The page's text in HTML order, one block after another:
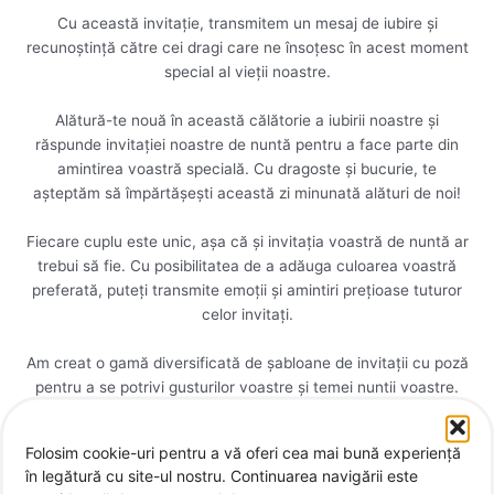
Folosim cookie-uri pentru a vă oferi cea mai bună experiență
în legătură cu site-ul nostru. Continuarea navigării este
Cu această invitație, transmitem un mesaj de iubire și
recunoștință către cei dragi care ne însoțesc în acest moment
special al vieții noastre.
Alătură-te nouă în această călătorie a iubirii noastre și
răspunde invitației noastre de nuntă pentru a face parte din
amintirea voastră specială. Cu dragoste și bucurie, te
așteptăm să împărtășești această zi minunată alături de noi!
Fiecare cuplu este unic, așa că și invitația voastră de nuntă ar
trebui să fie. Cu posibilitatea de a adăuga culoarea voastră
preferată, puteți transmite emoții și amintiri prețioase tuturor
celor invitați.
Am creat o gamă diversificată de șabloane de invitații cu poză
pentru a se potrivi gusturilor voastre și temei nuntii voastre.
Indiferent dacă doriți un aspect clasic, vintage sau modern,
suntem aici pentru a vă satisface fiecare dorință de design.
Invitație de nuntă Black Leaf este formată din: